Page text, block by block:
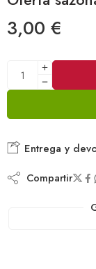
3,00 €
Alternative:
Entrega y
Compartir